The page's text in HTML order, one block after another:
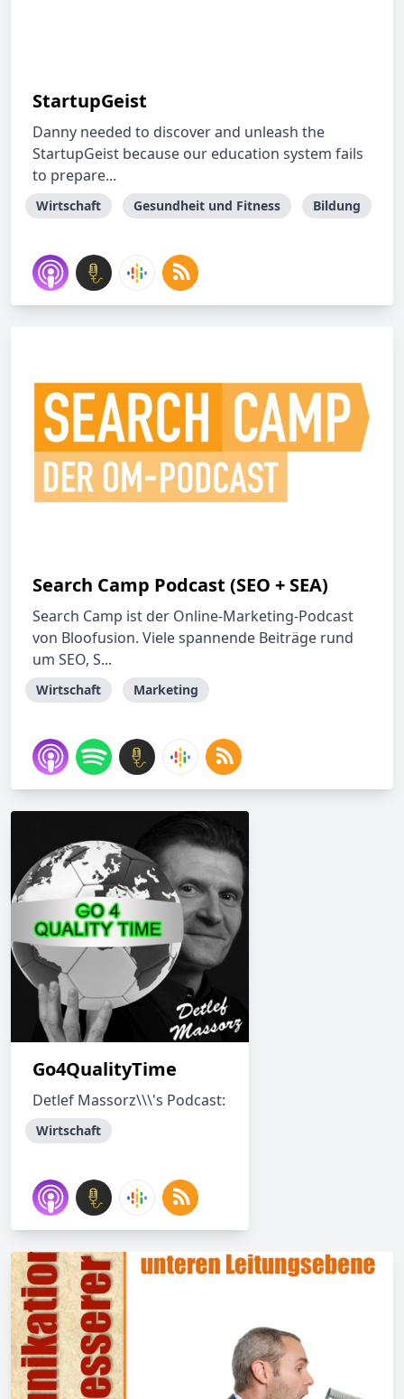
StartupGeist
Danny needed to discover and unleash the
StartupGeist because our education system fails
to prepare...
Wirtschaft Gesundheit und Fitness Bildung
Search Camp Podcast (SEO + SEA)
Search Camp ist der Online-Marketing-Podcast
von Bloofusion. Viele spannende Beiträge rund
um SEO, S...
Wirtschaft Marketing
Go4QualityTime
Detlef Massorz\\\'s Podcast:
Wirtschaft